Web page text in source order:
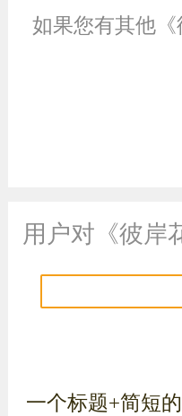
如果您有其他
用户对《彼岸
一个标题+简短